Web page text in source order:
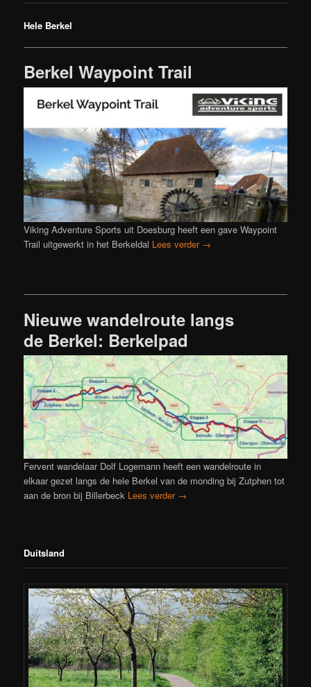
Hele Berkel
Berkel Waypoint Trail
Viking Adventure Sports uit Doesburg heeft een gave Waypoint
Trail uitgewerkt in het Berkeldal Lees verder →
Nieuwe wandelroute langs
de Berkel: Berkelpad
Fervent wandelaar Dolf Logemann heeft een wandelroute in
elkaar gezet langs de hele Berkel van de monding bij Zutphen tot
aan de bron bij Billerbeck Lees verder →
Duitsland